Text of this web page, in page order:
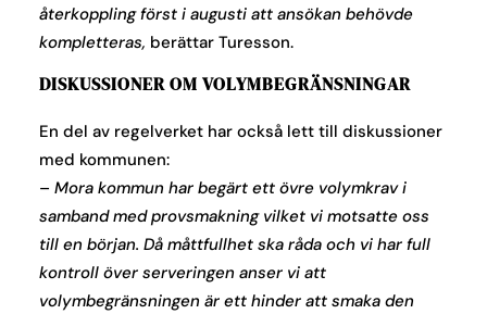
återkoppling först i augusti att ansökan behövde
kompletteras, berättar Turesson.
DISKUSSIONER OM VOLYMBEGRÄNSNINGAR
En del av regelverket har också lett till diskussioner
med kommunen:
– Mora kommun har begärt ett övre volymkrav i
samband med provsmakning vilket vi motsatte oss
till en början. Då måttfullhet ska råda och vi har full
kontroll över serveringen anser vi att
volymbegränsningen är ett hinder att smaka den